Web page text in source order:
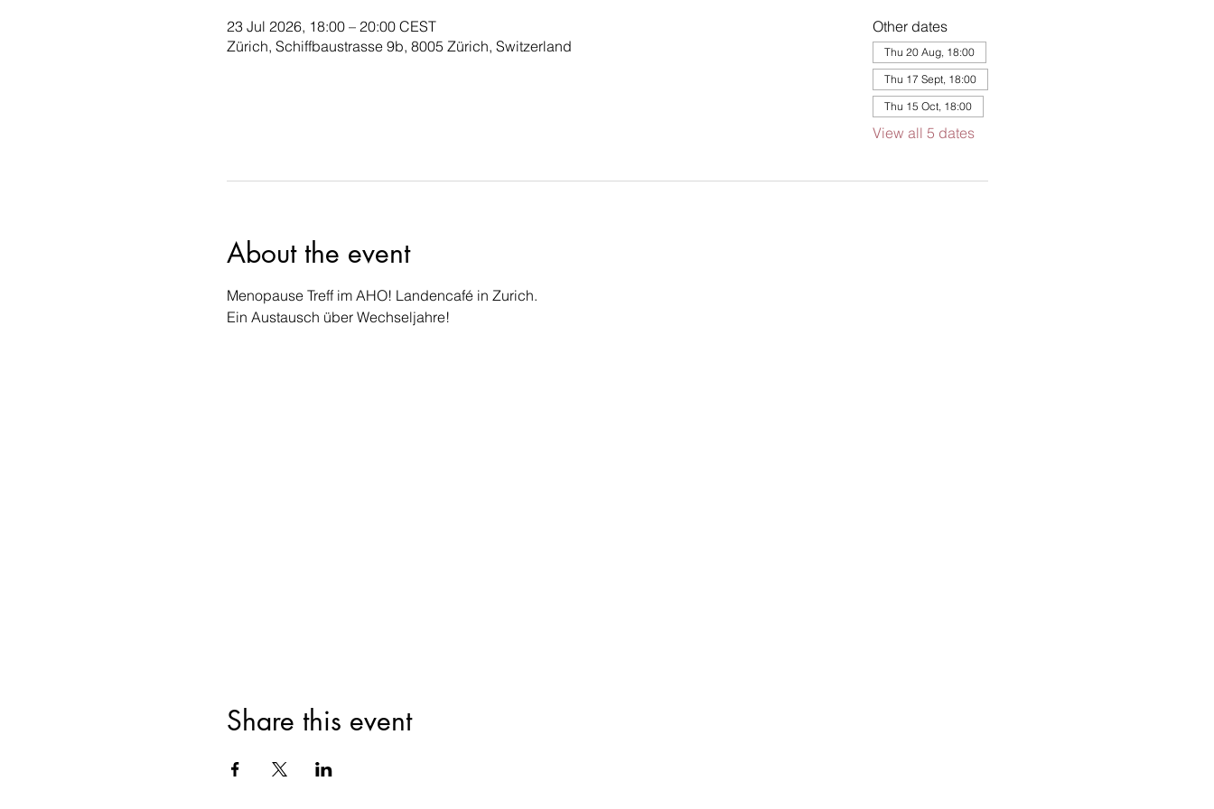
23 Jul 2026, 18:00 – 20:00 CEST
Zürich, Schiffbaustrasse 9b, 8005 Zürich, Switzerland
Other dates
Thu 20 Aug, 18:00
Thu 17 Sept, 18:00
Thu 15 Oct, 18:00
View all 5 dates
About the event
Menopause Treff im AHO! Landencafé in Zurich.
Ein Austausch über Wechseljahre!
Share this event